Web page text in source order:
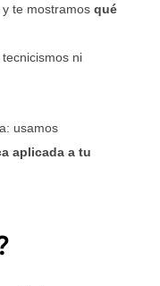
y te mostramosqué
ni
usamos
aplicada a tu